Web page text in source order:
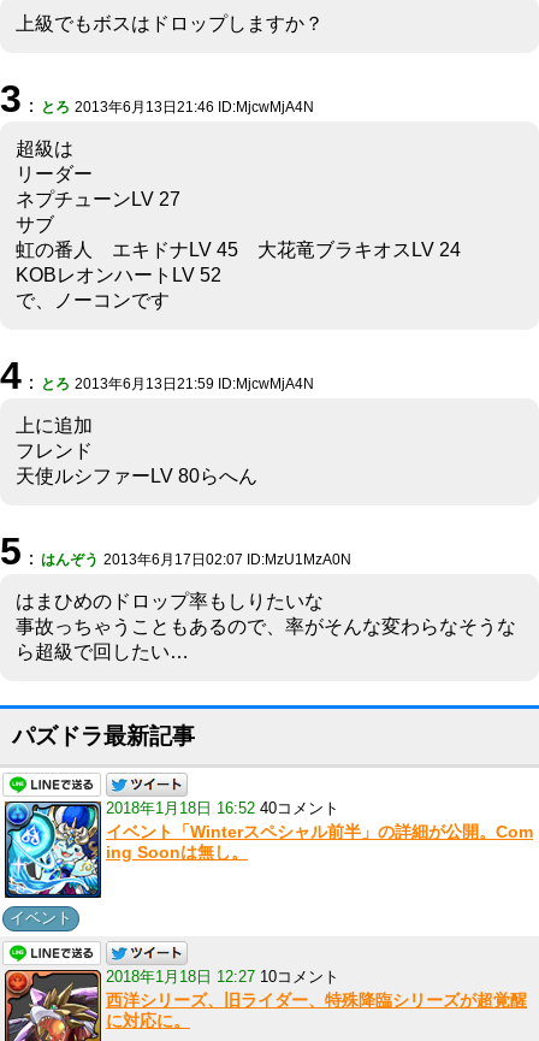
上級でもボスはドロップしますか？
3 ： とろ 2013年6月13日21:46 ID:MjcwMjA4N
超級は
リーダー
ネプチューンLV 27
サブ
虹の番人 エキドナLV 45 大花竜ブラキオスLV 24
KOBレオンハートLV 52
で、ノーコンです
4 ： とろ 2013年6月13日21:59 ID:MjcwMjA4N
上に追加
フレンド
天使ルシファーLV 80らへん
5 ： はんぞう 2013年6月17日02:07 ID:MzU1MzA0N
はまひめのドロップ率もしりたいな
事故っちゃうこともあるので、率がそんな変わらなそうな
ら超級で回したい…
パズドラ最新記事
2018年1月18日 16:52 40コメント
イベント「Winterスペシャル前半」の詳細が公開。Com
ing Soonは無し。
イベント
2018年1月18日 12:27 10コメント
西洋シリーズ、旧ライダー、特殊降臨シリーズが超覚醒
に対応に。